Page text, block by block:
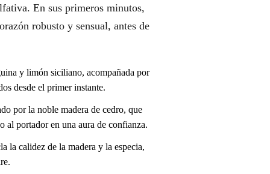
En sus primeros minutos,
robusto y sensual, antes de
y limón siciliano, acompañada por
desde el primer instante.
por la noble madera de cedro, que
al portador en una aura de confianza.
la calidez de la madera y la especia,